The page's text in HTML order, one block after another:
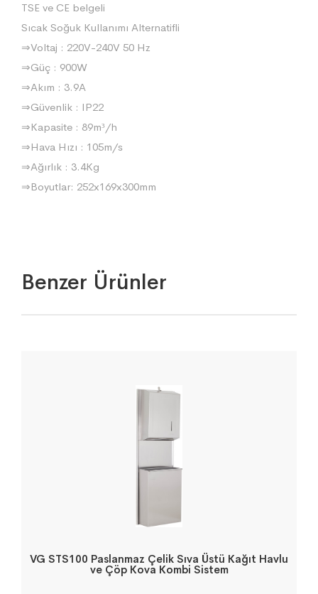
TSE ve CE belgeli
Sıcak Soğuk Kullanımı Alternatifli
⇒Voltaj : 220V-240V 50 Hz
⇒Güç : 900W
⇒Akım : 3.9A
⇒Güvenlik : IP22
⇒Kapasite : 89m³/h
⇒Hava Hızı : 105m/s
⇒Ağırlık : 3.4Kg
⇒Boyutlar: 252x169x300mm
Benzer Ürünler
VG STS100 Paslanmaz Çelik Sıva Üstü Kağıt Havlu
ve Çöp Kova Kombi Sistem